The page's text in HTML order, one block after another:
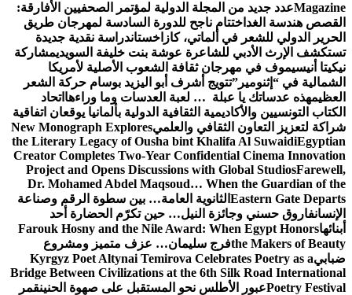
Magazineعدد جديد من المجلة الدولية لمؤتمر الصحفيين الأفارقة:
القصص هندسة الغد اختتام ناجح للدورة السادسة لمهرجان طريق
الحرير الدولي للشعر في ألماتي، كازاخستاندراسة نقدية جديدة
تستكشف الإرث الأدبي للشاعرة عوشة بنت خليفة السويديمشاركة
نيكيتا أنيسيموف في مهرجان ثقافة الشعوب الأصلية لأمريكا
الشمالية في “إثنومير”تتويج أشرف أبو اليزيد بوسام حركة الشعر
العظيمهذه عدساتك يا عبلة … لعبة العدسات وما وراءها اتحاد
الكتاب التونسيين والأكاديمية الثقافية الدولية بألمانيا يوقعان اتفاقية
شراكة لتعزيز التعاون الثقافي والعلميNew Monograph Explores
the Literary Legacy of Ousha bint Khalifa Al SuwaidiEgyptian
Creator Completes Two-Year Confidential Cinema Innovation
Project and Opens Discussions with Global StudiosFarewell,
Dr. Mohamed Abdel Maqsoud… When the Guardian of the
Eastern Gate Departs الثانوية العامة… بين سطوة الرقم وصناعة
الإنسانفاروق حسني وجائزة النيل… حين تكرّم الحضارة أحد
أبنائهاFarouk Hosny and the Nile Award: When Egypt Honors
the Makers of Beautyفرج سليمان… عزف متميز ومشروع
ضبابيKyrgyz Poet Altynai Temirova Celebrates Poetry as a
Bridge Between Civilizations at the 6th Silk Road International
Poetry Festivalعبور الأطلس نحو المستقبل على صهوة الحنينقمر